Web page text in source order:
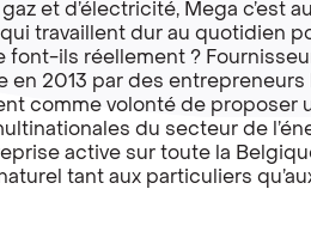
et d’électricité, Mega c’est
travaillent dur au quotidien
font-ils réellement ?
en 2013 par des
comme volonté de proposer
du secteur de
active sur toute la
tant aux particuliers